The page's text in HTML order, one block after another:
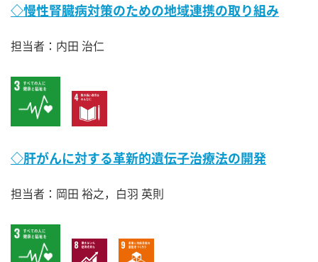
◇慢性腎臓病対策のための地域連携の取り組み
担当者：内田 治仁
◇肝がんに対する革新的遺伝子治療法の開発
担当者：岡田 裕之，白羽 英則